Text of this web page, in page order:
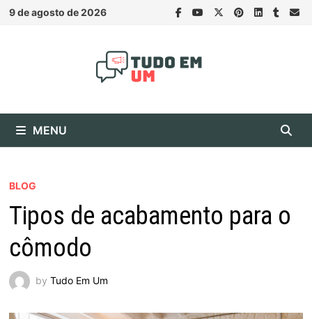
Skip
9 de agosto de 2026
MENU
BLOG
Tipos de acabamento para o
cômodo
by Tudo Em Um